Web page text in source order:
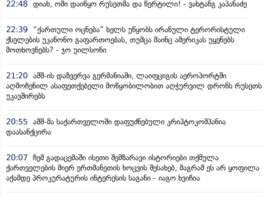
22:48 დიახ, ომი დაიწყო რუსეთმა და წერტილი! - ვახტანგ კაპანაძე
22:39
“ქართული ოცნება” ხელს უწყობს ირანული ტერორისტული
ქსელების უკანონო გაფართოებას, თუმცა მაინც ამერიკას უყენებს
მოთხოვნებს? - ჯო უილსონი
21:20 აშშ-ის დაზვერვა გერმანიაში, ლაიფციგის აეროპორტში
აღმოჩენილ ასაფეთქებელი მოწყობილობით აღჭურვილ დრონს რუსეთს
უკავშირებს
20:55 აშშ-მა საქართველოში დაფუძნებული კრიპტოკომპანია
დაასანქცირა
20:07 ჩემ გადაცემაში ისეთი შემზარავი ისტორიები თქმულა
ქართველების მიერ ერთმანეთის ხოცვის შესახებ, მაგრამ ეს არ ყოფილა
აქამდე პროკურატურის ინტერესის საგანი - იაგო ხვიჩია